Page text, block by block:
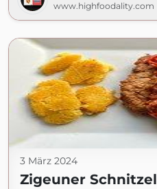
www.highfoodality.com
3 März 2024
Zigeuner Schnitzel